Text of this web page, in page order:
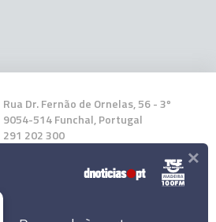
Rua Dr. Fernão de Ornelas, 56 - 3º
9054-514 Funchal, Portugal
291 202 300
Instale a nossa App ×